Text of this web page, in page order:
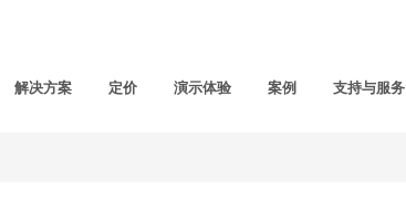
解决方案 定价 演示体验 案例 支持与服务